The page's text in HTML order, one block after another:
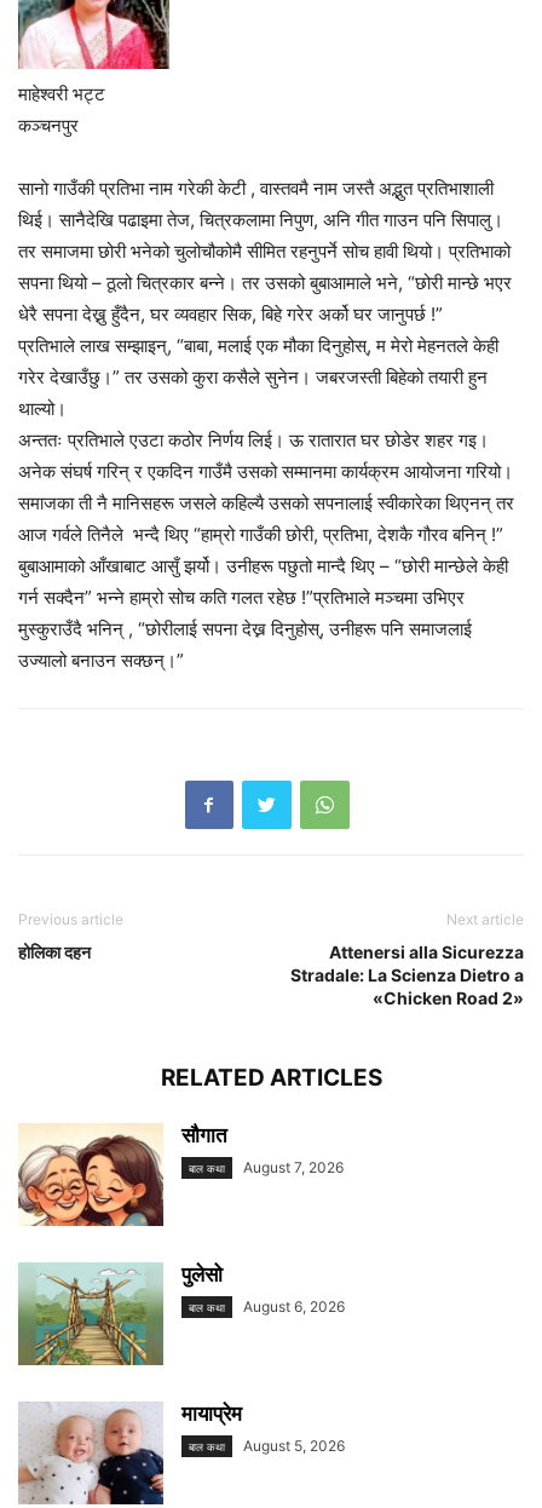
माहेश्वरी भट्ट
कञ्चनपुर
सानाे गाउँकी प्रतिभा नाम गरेकी केटी , वास्तवमै नाम जस्तै अद्भुत प्रतिभाशाली
थिई। सानैदेखि पढाइमा तेज, चित्रकलामा निपुण, अनि गीत गाउन पनि सिपालु।
तर समाजमा छोरी भनेको चुलोचौकोमै सीमित रहनुपर्ने सोच हावी थियो। प्रतिभाको
सपना थियो – ठूलो चित्रकार बन्ने। तर उसको बुबाआमाले भने, “छोरी मान्छे भएर
धेरै सपना देख्नु हुँदैन, घर व्यवहार सिक, बिहे गरेर अर्को घर जानुपर्छ !”
प्रतिभाले लाख सम्झाइन्, “बाबा, मलाई एक मौका दिनुहोस्, म मेरो मेहनतले केही
गरेर देखाउँछु।” तर उसको कुरा कसैले सुनेन। जबरजस्ती बिहेको तयारी हुन
थाल्यो।
अन्ततः प्रतिभाले एउटा कठोर निर्णय लिई। ऊ रातारात घर छोडेर शहर गइ।
अनेक संघर्ष गरिन् र एकदिन गाउँमै उसको सम्मानमा कार्यक्रम आयोजना गरियो।
समाजका ती नै मानिसहरू जसले कहिल्यै उसको सपनालाई स्वीकारेका थिएनन् तर
आज गर्वले तिनैले भन्दै थिए “हाम्रो गाउँकी छोरी, प्रतिभा, देशकै गौरव बनिन् !”
बुबाआमाको आँखाबाट आसुँ झर्यो। उनीहरू पछुतो मान्दै थिए – “छोरी मान्छेले केही
गर्न सक्दैन” भन्ने हाम्रो सोच कति गलत रहेछ !”प्रतिभाले मञ्चमा उभिएर
मुस्कुराउँदै भनिन् , “छोरीलाई सपना देख्न दिनुहोस्, उनीहरू पनि समाजलाई
उज्यालो बनाउन सक्छन्।”
Previous article
होलिका दहन
Next article
Attenersi alla Sicurezza
Stradale: La Scienza Dietro a
«Chicken Road 2»
RELATED ARTICLES
सौगात
बाल कथा August 7, 2026
पुलेसो
बाल कथा August 6, 2026
मायाप्रेम
बाल कथा August 5, 2026